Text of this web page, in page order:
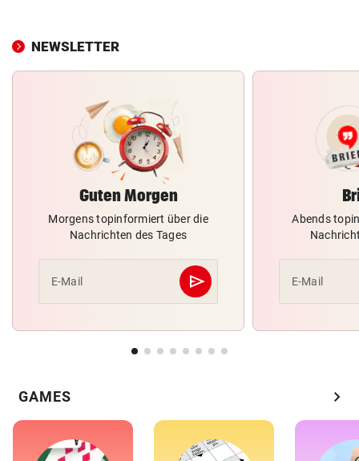
NEWSLETTER
Guten Morgen
Morgens topinformiert über die
Nachrichten des Tages
E-Mail send
Abschicken
Abends
E-Mail
GAMES chevron_right